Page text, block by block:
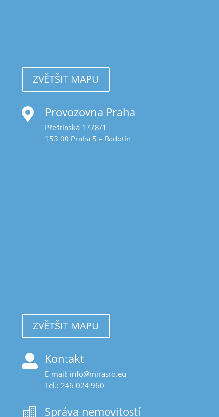
ZVĚTŠIT MAPU
 Provozovna Praha
Přeštínská 1778/1
153 00 Praha 5 – Radotín
ZVĚTŠIT MAPU
 Kontakt
E-mail: ue.orsarim@ofni
Tel.: 246 024 960
 Správa nemovitostí